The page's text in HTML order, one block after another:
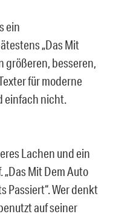
ein
„Das Mit
größeren, besseren,
für moderne
einfach nicht.
Lachen und ein
Mit Dem Auto
Passiert“. Wer denkt
auf seiner